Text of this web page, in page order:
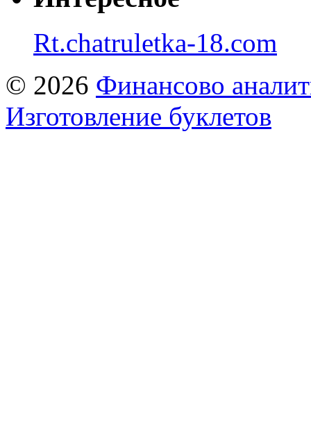
Rt.chatruletka-18.com
© 2026 Финансово
Изготовление буклетов